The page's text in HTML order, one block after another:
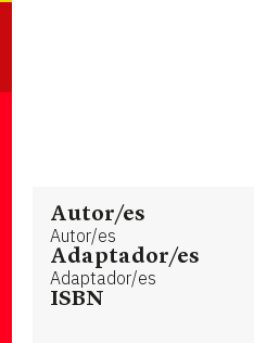
Autor/es
Autor/es
Adaptador/es
Adaptador/es
ISBN